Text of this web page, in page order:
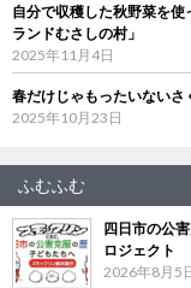
自分で収穫した秋野菜を
ランドむさしの村」
2025年11月4日
春だけじゃもったいない
2025年10月23日
ふむふむ
四日市の公
ロジェクト
2026年8月5